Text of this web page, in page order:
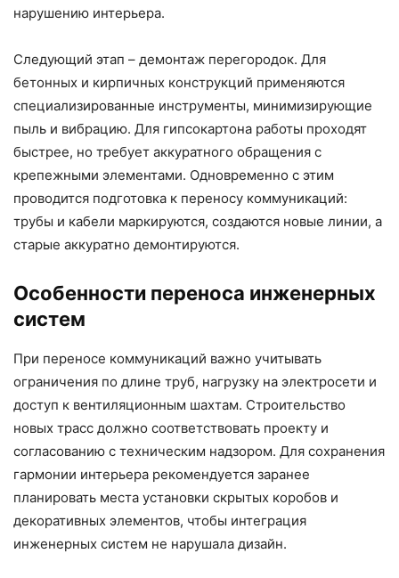
нарушению интерьера.
Следующий этап – демонтаж перегородок. Для
бетонных и кирпичных конструкций применяются
специализированные инструменты, минимизирующие
пыль и вибрацию. Для гипсокартона работы проходят
быстрее, но требует аккуратного обращения с
крепежными элементами. Одновременно с этим
проводится подготовка к переносу коммуникаций:
трубы и кабели маркируются, создаются новые линии, а
старые аккуратно демонтируются.
Особенности переноса инженерных
систем
При переносе коммуникаций важно учитывать
ограничения по длине труб, нагрузку на электросети и
доступ к вентиляционным шахтам. Строительство
новых трасс должно соответствовать проекту и
согласованию с техническим надзором. Для сохранения
гармонии интерьера рекомендуется заранее
планировать места установки скрытых коробов и
декоративных элементов, чтобы интеграция
инженерных систем не нарушала дизайн.